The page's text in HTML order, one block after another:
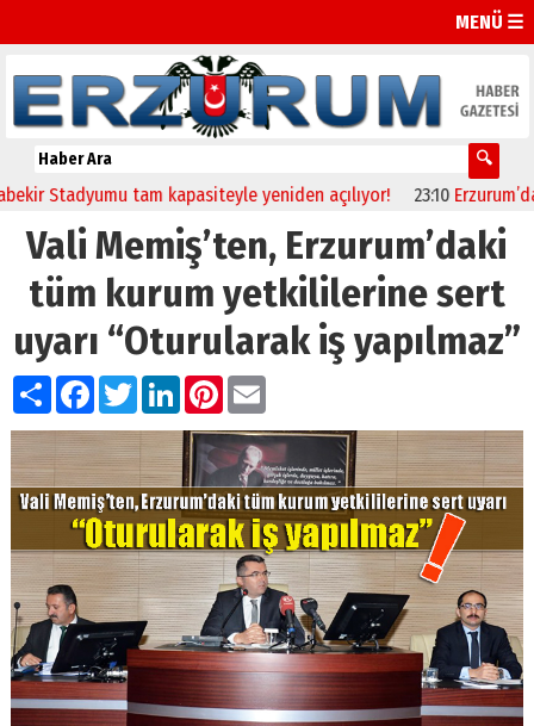
MENÜ ☰
tam kapasiteyle yeniden açılıyor! 23:10 Erzurum’da
Vali Memiş’ten, Erzurum’daki
tüm kurum yetkililerine sert
uyarı “Oturularak iş yapılmaz”
PaylaşFacebook
TwitterLinkedIn
Pinterest
Email